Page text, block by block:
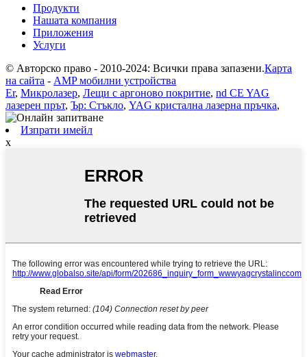
Продукти
Нашата компания
Приложения
Услуги
© Авторско право - 2010-2024: Всички права запазени.Карта
на сайта - AMP мобилни устройства
Er, Микролазер, Лещи с аргоново покритие, nd CE YAG
лазерен прът, Ър: Стъкло, YAG кристална лазерна пръчка,
Изпрати имейл
x